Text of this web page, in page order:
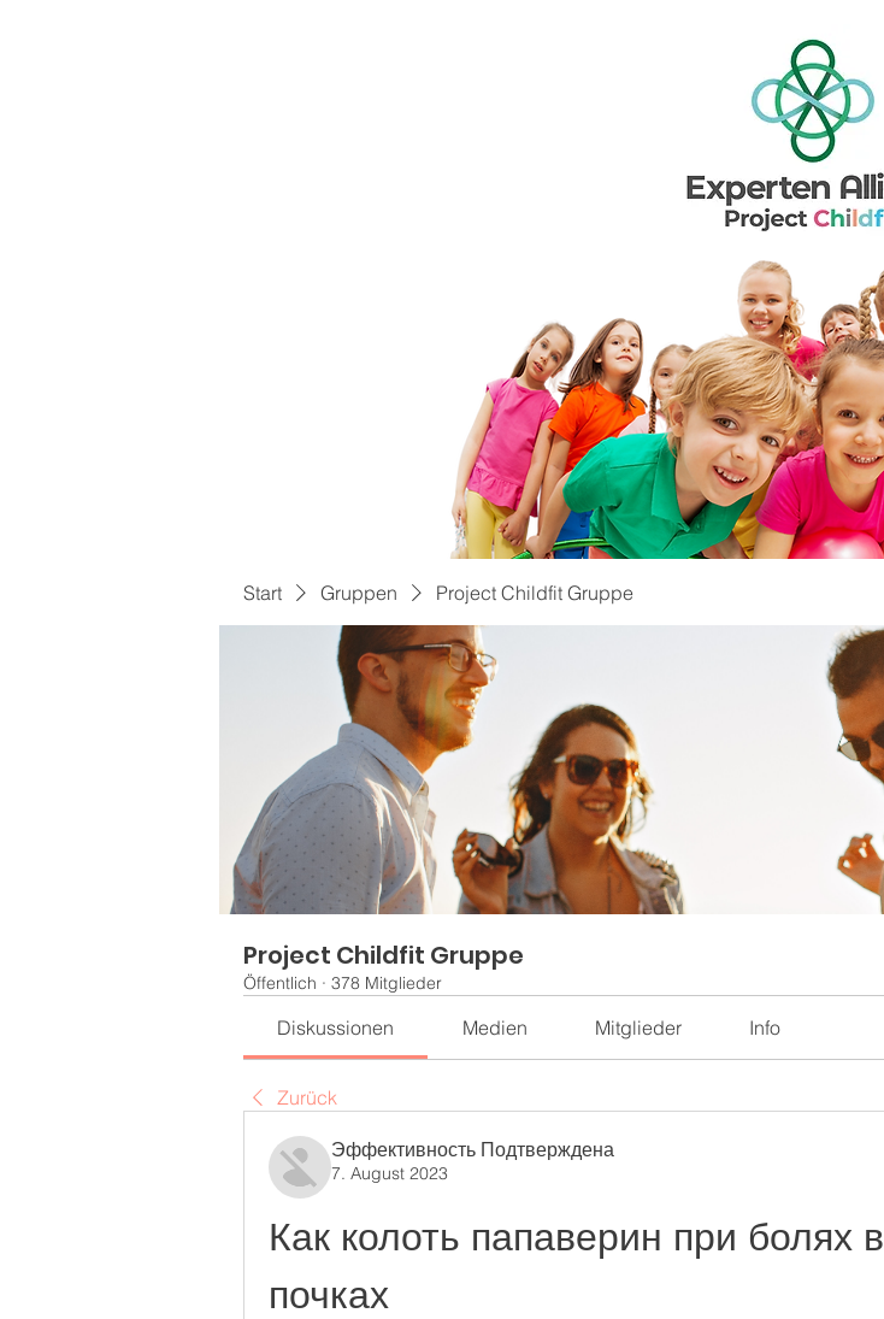
Start Gruppen Project Childfit Gruppe
Project Childfit Gruppe
Öffentlich · 378 Mitglieder
Diskussionen Medien Mitglieder Info
Zurück
Эффективность Подтверждена
7. August 2023
Как колоть папаверин при болях в
почках